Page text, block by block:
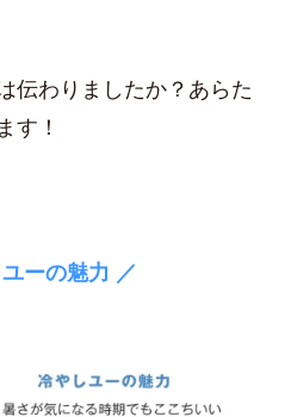
伝わりましたか？あらた
す！
ーの魅力 ／